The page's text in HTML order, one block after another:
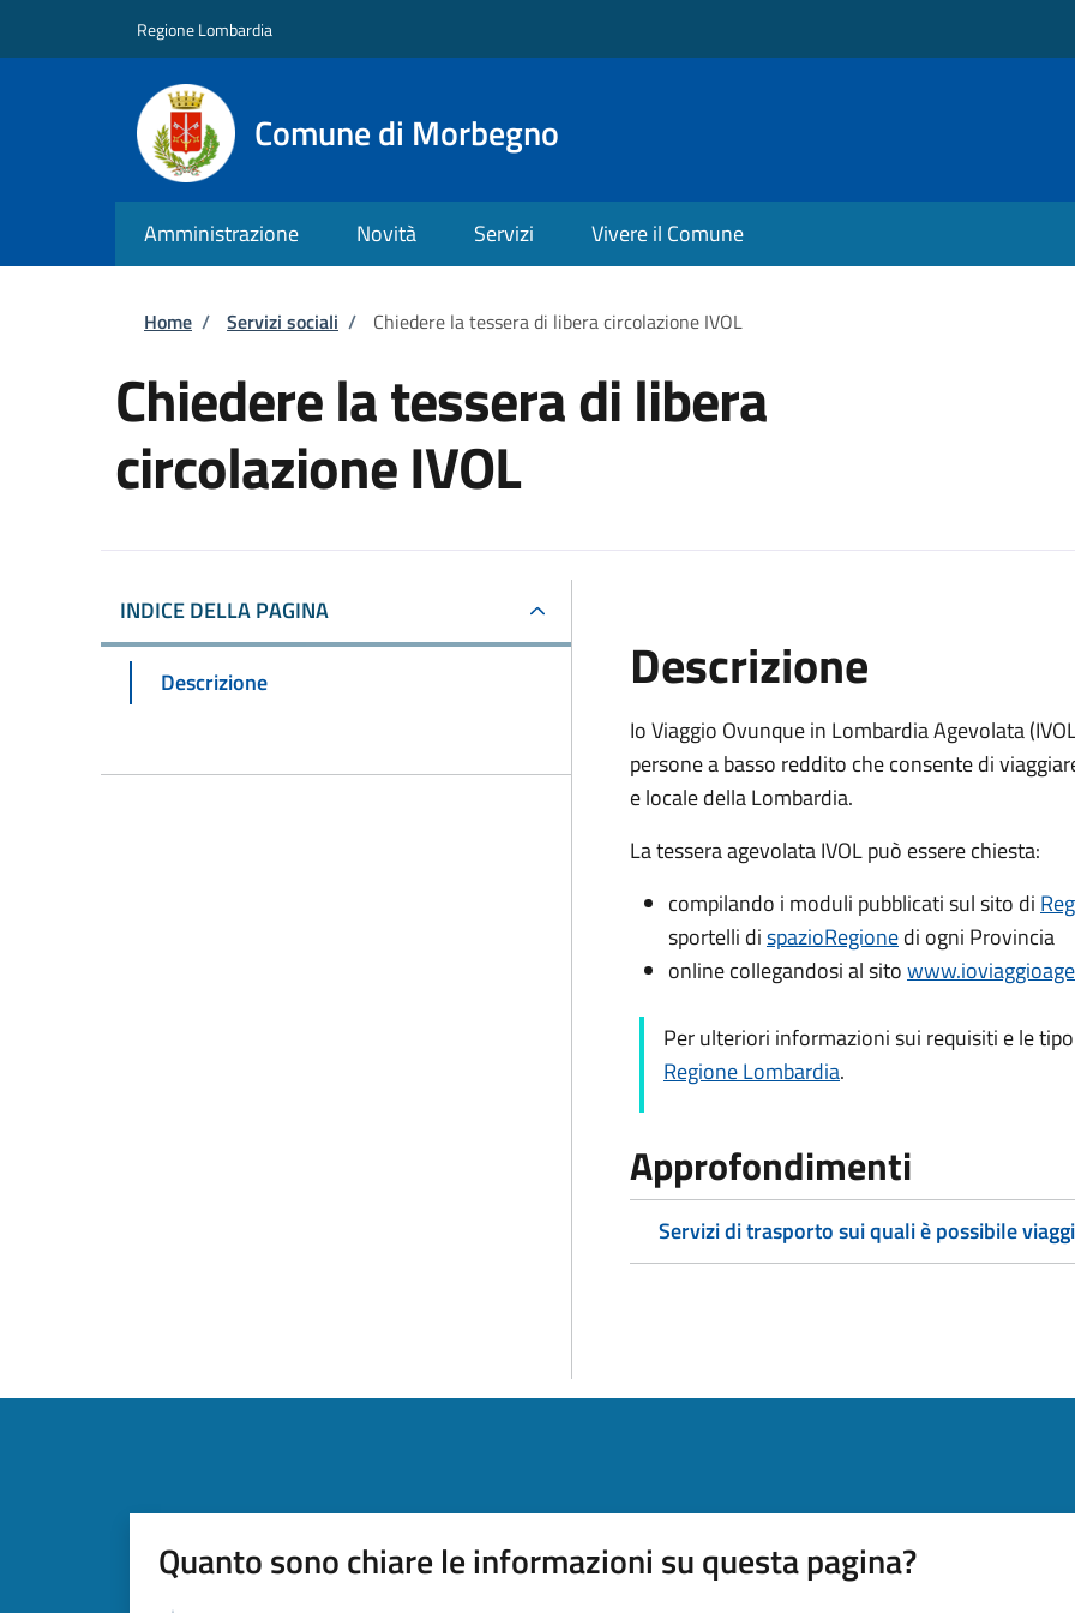
Regione Lombardia
Comune di Morbegno
Amministrazione Novità Servizi Vivere il Comune
Briciole di pane
Home / Servizi sociali / Chiedere la tessera di libera circolazione IVOL
Chiedere la tessera di libera
circolazione IVOL
INDICE DELLA PAGINA
Descrizione Descrizione
Io Viaggio Ovunque in Lombardia Agevolata
persone a basso reddito che consente di
e locale della Lombardia.
La tessera agevolata IVOL può essere chiesta:
compilando i moduli pubblicati sul sito di
sportelli dispazioRegionedi ogni Provincia
online collegandosi al sito
Per ulteriori informazioni sui requisiti e le
Regione Lombardia.
Approfondimenti
Servizi di trasporto sui quali è possibile
Quanto sono chiare le informazioni su questa pagina?